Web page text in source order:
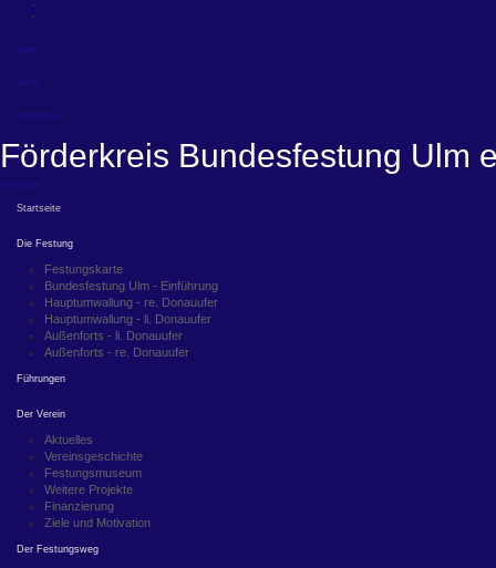
Login
Suche
Impressum
Förderkreis Bundesfestung Ulm
Navigation
Startseite
Die Festung
Festungskarte
Bundesfestung Ulm - Einführung
Hauptumwallung - re. Donauufer
Hauptumwallung - li. Donauufer
Außenforts - li. Donauufer
Außenforts - re. Donauufer
Führungen
Der Verein
Aktuelles
Vereinsgeschichte
Festungsmuseum
Weitere Projekte
Finanzierung
Ziele und Motivation
Der Festungsweg